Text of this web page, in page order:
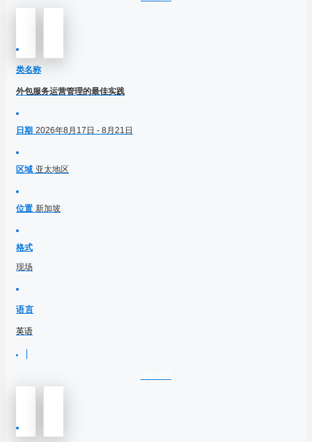
类名称
外包服务运营管理的最佳实践
日期 2026年8月17日 - 8月21日
区域 亚太地区
位置 新加坡
格式
现场
语言
英语